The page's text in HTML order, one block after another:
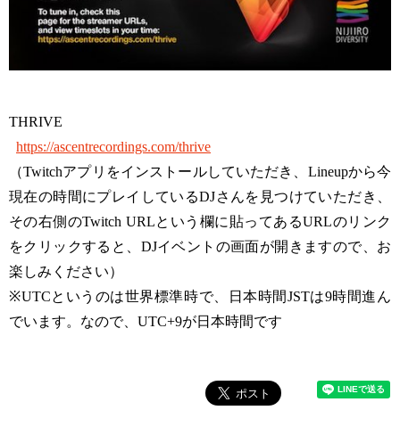
THRIVE
https://ascentrecordings.com/thrive
（Twitchアプリをインストールしていただき、Lineupから今
現在の時間にプレイしているDJさんを見つけていただき、
その右側のTwitch URLという欄に貼ってあるURLのリンク
をクリックすると、DJイベントの画面が開きますので、お
楽しみください）
※UTCというのは世界標準時で、日本時間JSTは9時間進ん
でいます。なので、UTC+9が日本時間です